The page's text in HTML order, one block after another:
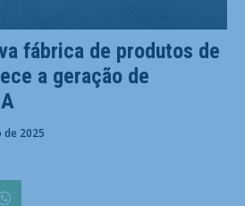
fábrica de produtos de
a geração de
de 2025